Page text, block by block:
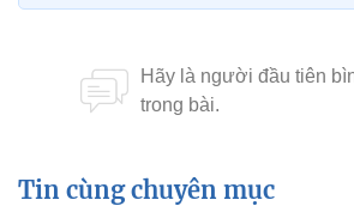
Tin cùng chuyên mục